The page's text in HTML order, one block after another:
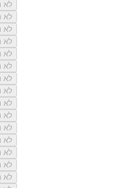
לא
לא
לא
לא
לא
לא
לא
לא
לא
לא
לא
לא
לא
לא
לא